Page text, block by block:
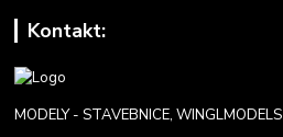
Kontakt:
MODELY - STAVEBNICE, WINGLMODELS